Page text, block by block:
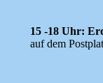
15 -18 Uhr:
auf dem